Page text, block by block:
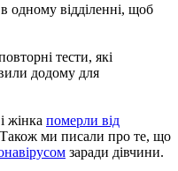
одному відділенні, щоб
тести, які
додому для
жінка померли від
ми писали про те, що
заради дівчини.